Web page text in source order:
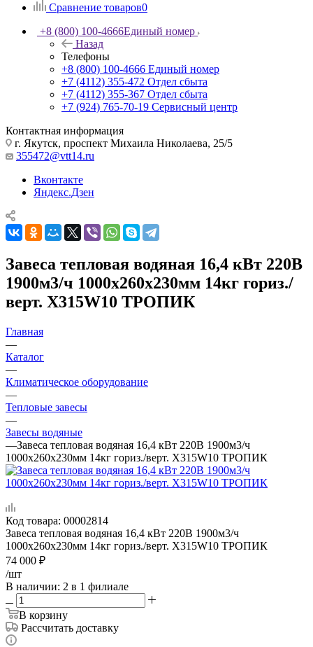
Сравнение товаров0
+8 (800) 100-4666Единый номер
Назад
Телефоны
+8 (800) 100-4666 Единый номер
+7 (4112) 355-472 Отдел сбыта
+7 (4112) 355-367 Отдел сбыта
+7 (924) 765-70-19 Сервисный центр
Контактная информация
г. Якутск, проспект Михаила Николаева, 25/5
355472@vtt14.ru
Вконтакте
Яндекс.Дзен
Завеса тепловая водяная 16,4 кВт 220В
1900м3/ч 1000х260х230мм 14кг гориз./
верт. Х315W10 ТРОПИК
Главная
—
Каталог
—
Климатическое оборудование
—
Тепловые завесы
—
Завесы водяные
—Завеса тепловая водяная 16,4 кВт 220В 1900м3/ч
1000х260х230мм 14кг гориз./верт. Х315W10 ТРОПИК
Код товара: 00002814
Завеса тепловая водяная 16,4 кВт 220В 1900м3/ч
1000х260х230мм 14кг гориз./верт. Х315W10 ТРОПИК
74 000 ₽
/шт
В наличии: 2 в 1 филиале
В корзину
Рассчитать доставку